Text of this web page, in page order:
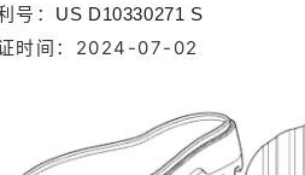
号： US D10330271 S
时间：2024-07-02